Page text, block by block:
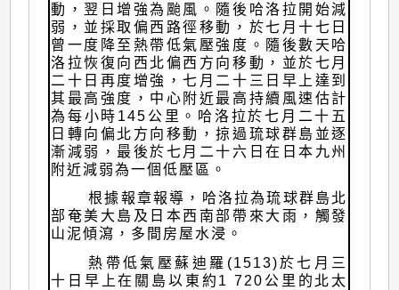
動，翌日增強為颱風。隨後哈洛拉開始減
弱，並採取偏西路徑移動，於七月十七日
曾一度降至熱帶低氣壓強度。隨後數天哈
洛拉恢復向西北偏西方向移動，並於七月
二十日再度增強，七月二十三日早上達到
其最高強度，中心附近最高持續風速估計
為每小時145公里。哈洛拉於七月二十五
日轉向偏北方向移動，掠過琉球群島並逐
漸減弱，最後於七月二十六日在日本九州
附近減弱為一個低壓區。
根據報章報導，哈洛拉為琉球群島北
部奄美大島及日本西南部帶來大雨，觸發
山泥傾瀉，多間房屋水浸。
熱帶低氣壓蘇迪羅(1513)於七月三
十日早上在關島以東約1 720公里的北太